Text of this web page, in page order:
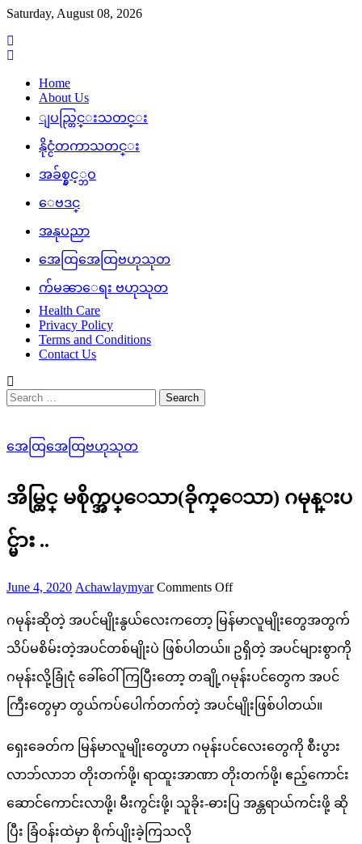
Skip
content
Saturday, August 08, 2026
Home
About Us
ျပည္တြင္းသတင္း
နိုင္ငံတကာသတင္း
အခ်စ္နွင့္ဘဝ
ေဗဒင္
အနုပညာ
အေထြအေထြဗဟုသုတ
က်မၼာေရး ဗဟုသုတ
Health Care
Privacy Policy
Terms and Conditions
Contact Us
Search
for:
အေထြအေထြဗဟုသုတ
အိမ္တြင္ မစိုက္အပ္ေသာ(ခိုက္ေသာ) ဂမုန္းပ
င္မ်ား ..
Posted
June 4, 2020 Author
Achawlaymyar Comments Offon
မ္
တြ
င္
စို
က္
အ
ဂမုန်းဆိုတဲ့ အပင်မျိုးနွယ်လေးကတော့ မြန်မာလူမျိုးတွေအတွက်
သိပ်မစိမ်းတဲ့အပင်တစ်မျိုးပဲ ဖြစ်ပါတယ်။ ဥရှိတဲ့ အပင်များစွာကို
ဂမုန်းလို့ခြုံငုံ ခေါ်ဝေါ်ကြပြီးတော့ တချို့ဂမုန်းပင်တွေက အပင်
ကြီးတွေမှာ တွယ်ကပ်ပေါက်တက်တဲ့ အပင်မျိုးဖြစ်ပါတယ်။
ရှေးခေတ်က မြန်မာလူမျိုးတွေဟာ ဂမုန်းပင်လေးတွေကို စီးပွား
လာဘ်လာဘ တိုးတက်ဖို့၊ ရာထူးအာဏာ တိုးတက်ဖို့၊ ဧည့်ကောင်း
ဆောင်ကောင်းလာဖို့၊ မီးကွင်းဖို့၊ သူခိုး-ဓားပြ အန္တရာယ်ကင်းဖို့ ဆို
ပြီး ခြံဝန်းထဲမှာ စိုက်ပျိုးခဲ့ကြသလို